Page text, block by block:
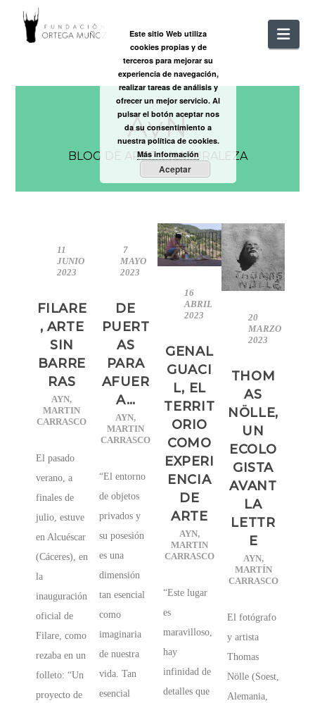
ORTEGA
MUÑOZ
AyN
BLOG DE ARTE Y NATURALEZA
11
JUNIO
2023
FILARE
, ARTE
SIN
BARRE
RAS
AYN,
MARTIN
CARRASCO
El pasado
verano, a
finales de
julio, estuve
en Alcuéscar
(Cáceres), en
la
inauguración
oficial de
Filare, como
rezaba en un
folleto: “Un
proyecto de
7
MAYO
2023
DE
PUERT
AS
PARA
AFUER
A…
AYN,
MARTIN
CARRASCO
“El entorno
de objetos
privados y
su posesión
es una
dimensión
tan esencial
como
imaginaria
de nuestra
vida. Tan
esencial
16
ABRIL
2023
GENAL
GUACI
L, EL
TERRIT
ORIO
COMO
EXPERI
ENCIA
DE
ARTE
AYN,
MARTIN
CARRASCO
“Este lugar
es
maravilloso,
hay
infinidad de
detalles que
20
MARZO
2023
THOM
AS
NÖLLE,
UN
ECOLO
GISTA
AVANT
LA
LETTR
E
AYN,
MARTÍN
CARRASCO
El fotógrafo
y artista
Thomas
Nölle (Soest,
Alemania,
Este sitio Web utiliza
cookies propias y de
terceros para mejorar su
experiencia de navegación,
realizar tareas de análisis y
ofrecer un mejor servicio. Al
pulsar el botón aceptar nos
da su consentimiento a
nuestra política de cookies.
Más información
Aceptar